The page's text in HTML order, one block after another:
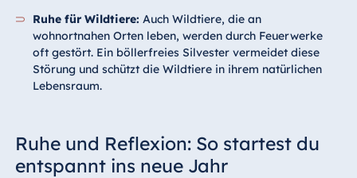
Ruhe für Wildtiere: Auch Wildtiere, die an
wohnortnahen Orten leben, werden durch Feuerwerke
oft gestört. Ein böllerfreies Silvester vermeidet diese
Störung und schützt die Wildtiere in ihrem natürlichen
Lebensraum.
Ruhe und Reflexion: So startest du
entspannt ins neue Jahr